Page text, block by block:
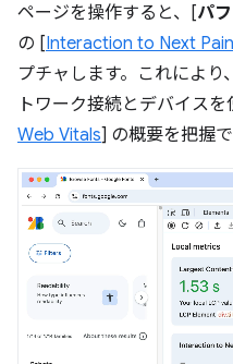
ページを操作すると、[パ
の [Interaction to Next
プチャします。これにより
トワーク接続とデバイス
Web Vitals] の概要を把握で